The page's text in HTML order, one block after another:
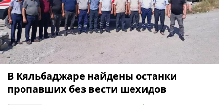
В Кяльбаджаре найдены останки
пропавших без вести шехидов